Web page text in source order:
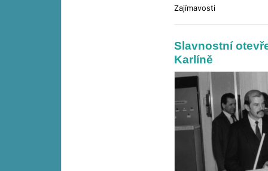
Zajímavosti
Slavnostní
Karlíně